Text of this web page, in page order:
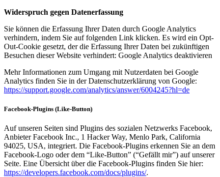
Widerspruch gegen Datenerfassung
Sie können die Erfassung Ihrer Daten durch Google Analytics
verhindern, indem Sie auf folgenden Link klicken. Es wird ein Opt-
Out-Cookie gesetzt, der die Erfassung Ihrer Daten bei zukünftigen
Besuchen dieser Website verhindert: Google Analytics deaktivieren
Mehr Informationen zum Umgang mit Nutzerdaten bei Google
Analytics finden Sie in der Datenschutzerklärung von Google:
https://support.google.com/analytics/answer/6004245?hl=de
Facebook-Plugins (Like-Button)
Auf unseren Seiten sind Plugins des sozialen Netzwerks Facebook,
Anbieter Facebook Inc., 1 Hacker Way, Menlo Park, California
94025, USA, integriert. Die Facebook-Plugins erkennen Sie an dem
Facebook-Logo oder dem “Like-Button” (“Gefällt mir”) auf unserer
Seite. Eine Übersicht über die Facebook-Plugins finden Sie hier:
https://developers.facebook.com/docs/plugins/.